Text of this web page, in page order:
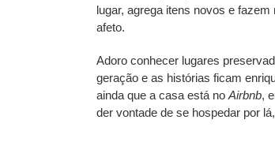
lugar, agrega itens novos e
afeto.
Adoro conhecer lugares
geração e as histórias ficam
ainda que a casa está no Airbnb,
der vontade de se hospedar por